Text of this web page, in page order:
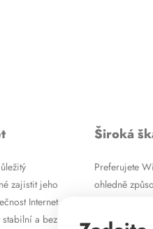
zajistit jeho
Internet
a bez
Široká
Preferujete
ohledně